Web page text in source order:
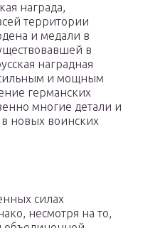
награда,
территории
и медали в
в
наградная
сильным и мощным
германских
многие детали и
новых воинских
силах
несмотря на то,